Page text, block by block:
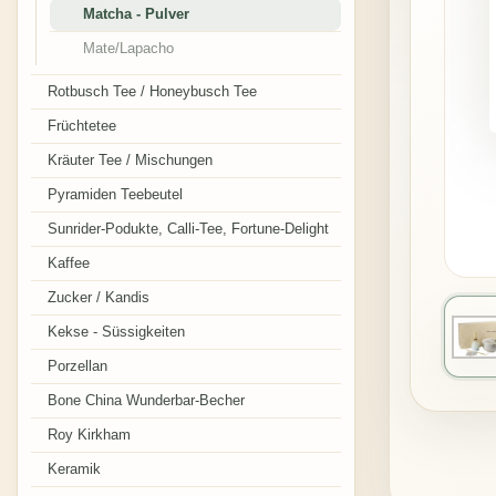
Matcha - Pulver
Mate/Lapacho
Rotbusch Tee / Honeybusch Tee
Früchtetee
Kräuter Tee / Mischungen
Pyramiden Teebeutel
Sunrider-Podukte, Calli-Tee, Fortune-Delight
Kaffee
Zucker / Kandis
Kekse - Süssigkeiten
Porzellan
Bone China Wunderbar-Becher
Roy Kirkham
Keramik